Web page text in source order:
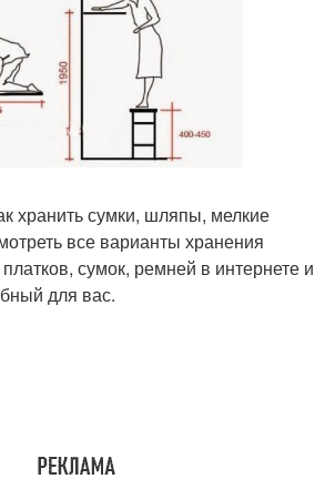
хранить сумки, шляпы, мелкие
все варианты хранения
сумок, ремней в интернете и
для вас.